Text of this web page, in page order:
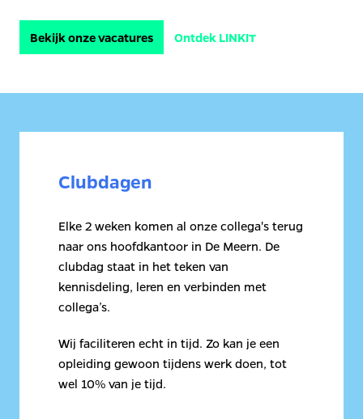
Bekijk onze vacatures Ontdek LINKIT
Clubdagen
Elke 2 weken komen al onze collega's terug
naar ons hoofdkantoor in De Meern. De
clubdag staat in het teken van
kennisdeling, leren en verbinden met
collega’s.
Wij faciliteren echt in tijd. Zo kan je een
opleiding gewoon tijdens werk doen, tot
wel 10% van je tijd.